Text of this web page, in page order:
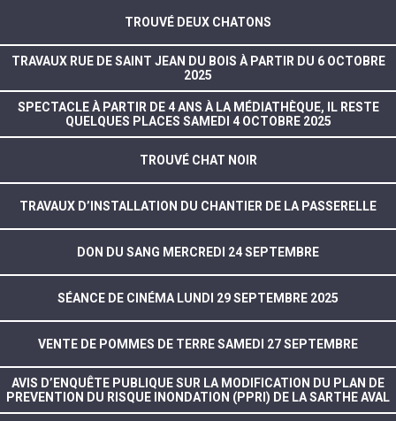
TROUVÉ DEUX CHATONS
TRAVAUX RUE DE SAINT JEAN DU BOIS À PARTIR DU 6 OCTOBRE
2025
SPECTACLE À PARTIR DE 4 ANS À LA MÉDIATHÈQUE, IL RESTE
QUELQUES PLACES SAMEDI 4 OCTOBRE 2025
TROUVÉ CHAT NOIR
TRAVAUX D’INSTALLATION DU CHANTIER DE LA PASSERELLE
DON DU SANG MERCREDI 24 SEPTEMBRE
SÉANCE DE CINÉMA LUNDI 29 SEPTEMBRE 2025
VENTE DE POMMES DE TERRE SAMEDI 27 SEPTEMBRE
AVIS D’ENQUÊTE PUBLIQUE SUR LA MODIFICATION DU PLAN DE
PREVENTION DU RISQUE INONDATION (PPRI) DE LA SARTHE AVAL